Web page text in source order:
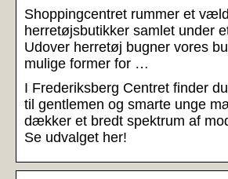
Shoppingcentret rummer et
herretøjsbutikker samlet under
Udover herretøj bugner vores
mulige former for …
I Frederiksberg Centret finder
til gentlemen og smarte unge
dækker et bredt spektrum af
Se udvalget her!